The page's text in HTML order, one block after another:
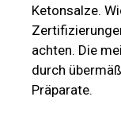
Ketonsalze.
achten. Die
durch
Präparate.